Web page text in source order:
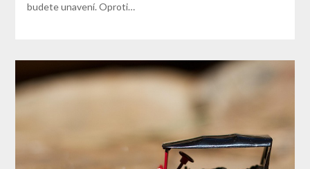
budete unavení. Oproti…